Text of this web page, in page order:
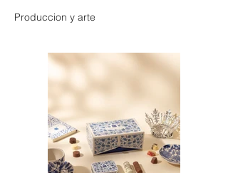
Produccion y arte